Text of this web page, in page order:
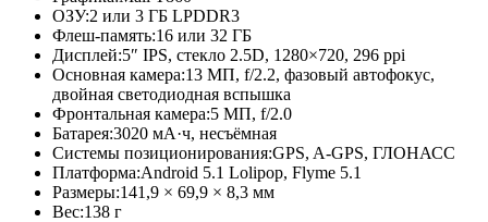
ОЗУ:2 или 3 ГБ LPDDR3
Флеш-память:16 или 32 ГБ
Дисплей:5″ IPS, стекло 2.5D, 1280×720, 296 ppi
Основная камера:13 МП, f/2.2, фазовый автофокус,
двойная светодиодная вспышка
Фронтальная камера:5 МП, f/2.0
Батарея:3020 мА·ч, несъёмная
Системы позиционирования:GPS, A-GPS, ГЛОНАСС
Платформа:Android 5.1 Lolipop, Flyme 5.1
Размеры:141,9 × 69,9 × 8,3 мм
Вес:138 г